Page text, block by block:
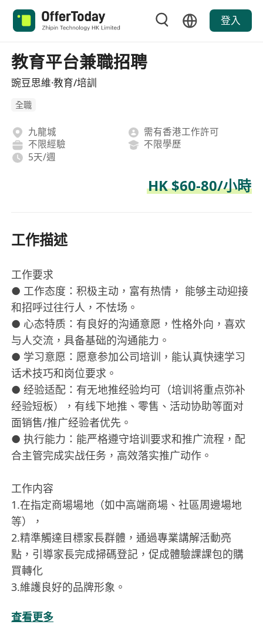
登入
教育平台兼職招聘
豌豆思維·教育/培訓
全職
九龍城
需有香港工作許可
不限經驗
不限學歷
5天/週
HK $60-80/小時
工作描述
工作要求
● 工作态度：积极主动，富有热情， 能够主动迎接
和招呼过往行人，不怯场。
● 心态特质：有良好的沟通意愿，性格外向，喜欢
与人交流，具备基础的沟通能力。
● 学习意愿：愿意参加公司培训，能认真快速学习
话术技巧和岗位要求。
● 经验适配：有无地推经验均可（培训将重点弥补
经验短板），有线下地推、零售、活动协助等面对
面销售/推广经验者优先​。
● 执行能力：能严格遵守培训要求和推广流程，配
合主管完成实战任务，高效落实推广动作。
工作内容
1.在指定商場場地（如中高端商場、社區周邊場地
等），
2.精準觸達目標家長群體，通過專業講解活動亮
點，引導家長完成掃碼登記，促成體驗課課包的購
買轉化
3.維護良好的品牌形象。
薪資標準
查看更多